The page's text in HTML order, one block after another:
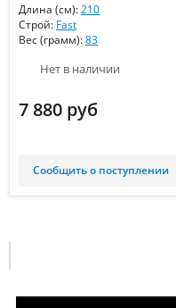
Длина (см):210
Строй: Fast
Вес (грамм):83
Нет в наличии
7 880 руб
Сообщить о поступлении